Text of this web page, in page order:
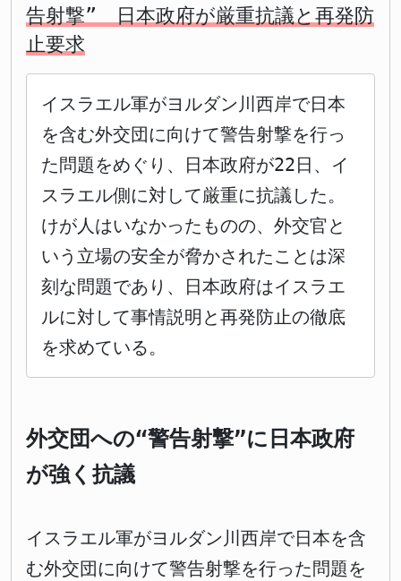
告射撃” 日本政府が厳重抗議と再発防
止要求
イスラエル軍がヨルダン川西岸で日本
を含む外交団に向けて警告射撃を行っ
た問題をめぐり、日本政府が22日、イ
スラエル側に対して厳重に抗議した。
けが人はいなかったものの、外交官と
いう立場の安全が脅かされたことは深
刻な問題であり、日本政府はイスラエ
ルに対して事情説明と再発防止の徹底
を求めている。
外交団への“警告射撃”に日本政府
が強く抗議
イスラエル軍がヨルダン川西岸で日本を含
む外交団に向けて警告射撃を行った問題を